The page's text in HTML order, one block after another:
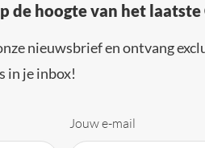
de hoogte van het
nieuwsbrief en ontvang
in je inbox!
Jouw e-mail